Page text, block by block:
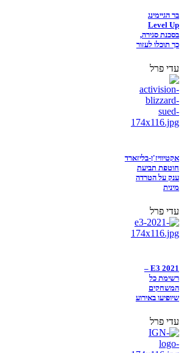
בר הגיימינג
Level Up
בסכנת סגירה,
כך תוכלו לעזור
עדי פרל
אקטיוויז'ן-בליזארד
חוטפת תביעת
ענק על הטרדה
מינית
עדי פרל
E3 2021 –
רשימת כל
המשחקים
שיופיעו באירוע
עדי פרל